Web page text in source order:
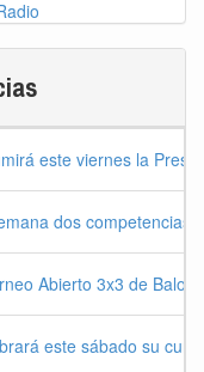
este viernes la
dos competencias
Abierto 3x3 de
este sábado su